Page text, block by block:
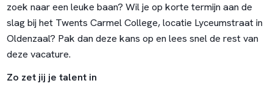
zoek naar een leuke baan? Wil je op korte termijn aan de
slag bij het Twents Carmel College, locatie Lyceumstraat in
Oldenzaal? Pak dan deze kans op en lees snel de rest van
deze vacature.
Zo zet jij je talent in